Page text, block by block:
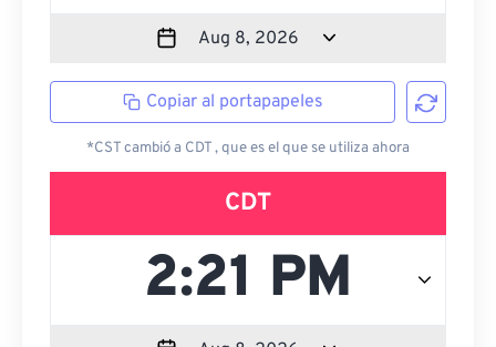
Copiar al portapapeles
*CST cambió a CDT , que es el que se utiliza ahora
CDT